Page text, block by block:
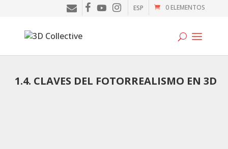
Tutoriales
0 ELEMENTOS
ESP
1.4. CLAVES DEL FOTORREALISMO EN 3D